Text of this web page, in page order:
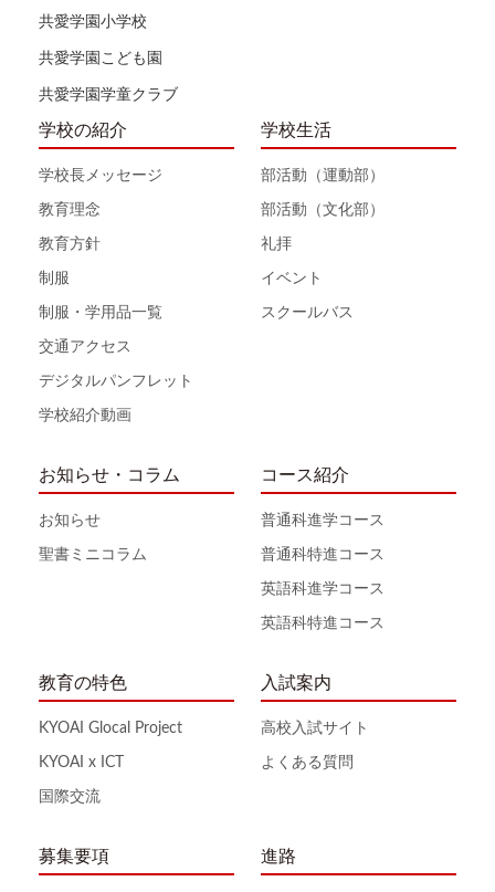
共愛学園小学校
共愛学園こども園
共愛学園学童クラブ
学校の紹介
学校長メッセージ
教育理念
教育方針
制服
制服・学用品一覧
交通アクセス
デジタルパンフレット
学校紹介動画
学校生活
部活動（運動部）
部活動（文化部）
礼拝
イベント
スクールバス
お知らせ・コラム
お知らせ
聖書ミニコラム
コース紹介
普通科進学コース
普通科特進コース
英語科進学コース
英語科特進コース
教育の特色
KYOAI Glocal Project
KYOAI x ICT
国際交流
入試案内
高校入試サイト
よくある質問
募集要項 進路